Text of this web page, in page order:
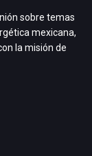
sobre temas
mexicana,
la misión de